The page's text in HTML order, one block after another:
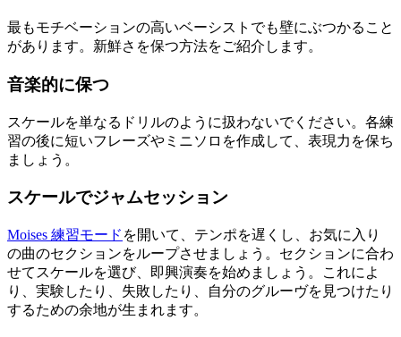
最もモチベーションの高いベーシストでも壁にぶつかること
があります。新鮮さを保つ方法をご紹介します。
音楽的に保つ
スケールを単なるドリルのように扱わないでください。各練
習の後に短いフレーズやミニソロを作成して、表現力を保ち
ましょう。
スケールでジャムセッション
Moises 練習モード を開いて、テンポを遅くし、お気に入り
の曲のセクションをループさせましょう。セクションに合わ
せてスケールを選び、即興演奏を始めましょう。これによ
り、実験したり、失敗したり、自分のグルーヴを見つけたり
するための余地が生まれます。